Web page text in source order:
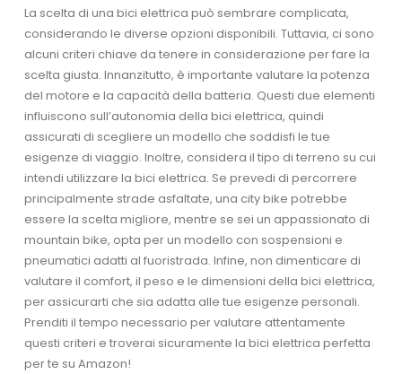
La scelta di una bici elettrica può sembrare complicata,
considerando le diverse opzioni disponibili. Tuttavia, ci sono
alcuni criteri chiave da tenere in considerazione per fare la
scelta giusta. Innanzitutto, è importante valutare la potenza
del motore e la capacità della batteria. Questi due elementi
influiscono sull’autonomia della bici elettrica, quindi
assicurati di scegliere un modello che soddisfi le tue
esigenze di viaggio. Inoltre, considera il tipo di terreno su cui
intendi utilizzare la bici elettrica. Se prevedi di percorrere
principalmente strade asfaltate, una city bike potrebbe
essere la scelta migliore, mentre se sei un appassionato di
mountain bike, opta per un modello con sospensioni e
pneumatici adatti al fuoristrada. Infine, non dimenticare di
valutare il comfort, il peso e le dimensioni della bici elettrica,
per assicurarti che sia adatta alle tue esigenze personali.
Prenditi il tempo necessario per valutare attentamente
questi criteri e troverai sicuramente la bici elettrica perfetta
per te su Amazon!